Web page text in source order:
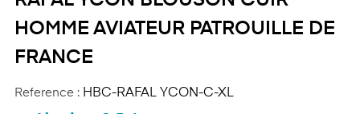
HOMME AVIATEUR PATROUILLE DE
FRANCE
Reference : HBC-RAFAL YCON-C-XL